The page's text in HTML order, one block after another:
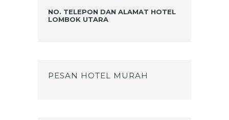
NO. TELEPON DAN ALAMAT HOTEL
LOMBOK UTARA
PESAN HOTEL MURAH